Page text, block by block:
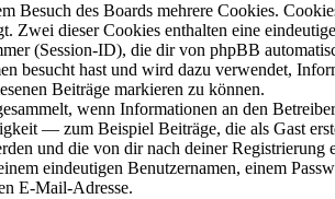
Besuch des Boards mehrere Cookies.
Zwei dieser Cookies enthalten eine
(Session-ID), die dir von phpBB
besucht hast und wird dazu verwendet,
Beiträge markieren zu können.
wenn Informationen an den
— zum Beispiel Beiträge, die als Gast
und die von dir nach deiner
eindeutigen Benutzernamen, einem
E-Mail-Adresse.